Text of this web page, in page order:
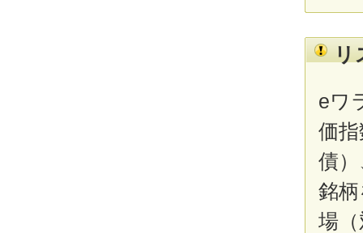
リ
eワ
価
債
銘
場